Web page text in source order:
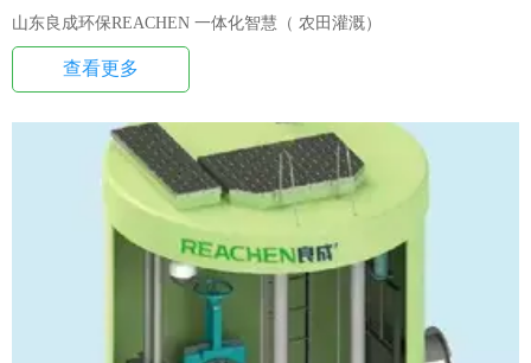
山东良成环保REACHEN 一体化智慧（ 农田灌溉）
查看更多